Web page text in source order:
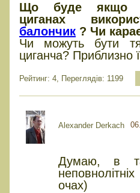
Що буде якщо
циганах
балончик ? Чи
Чи можуть бути
циганча? Приблизно
Рейтинг: 4, Переглядів: 1199
Alexander Derkach
Думаю, в
очах)